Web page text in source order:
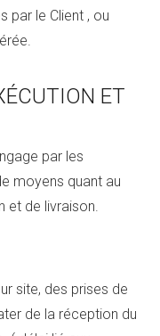
par le Client , ou
ET
par les
moyens quant au
et de livraison.
site, des prises de
de la réception du